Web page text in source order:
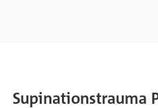
Supinationstrauma